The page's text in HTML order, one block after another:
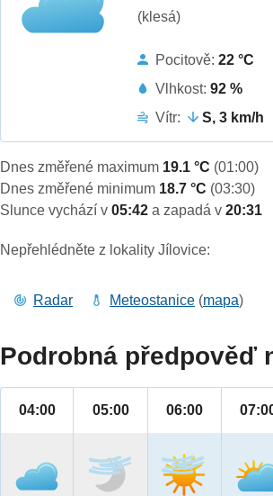
(klesá)
Pocitově:22 °C
Vlhkost:92 %
Vítr:
S, 3 km/h
Dnes změřené maximum 19.1 °C (01:00)
Dnes změřené minimum 18.7 °C (03:30)
Slunce vychází v05:42a zapadá v20:31
Nepřehlédněte z lokality Jílovice:
Radar Meteostanice (mapa)
Podrobná předpověď
04:00 05:00 06:00